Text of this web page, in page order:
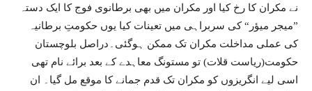
نے مکران کا رخ کیا اور مکران میں بھی برطانوی فوج کا ایک دستہ
”میجر میؤر“ کی سربراہی میں تعینات کیا یوں حکومتِ برطانیہ
کی عملی مداخلت مکران تک ممکن ہوگئی۔دراصل بلوچستان
حکومت(ریاست قلات) تو مستونگ معاہدے کے بعد برائے نام تھی
اسی لیے انگریزوں کو مکران تک قدم جمانے کا موقع مل گیا۔ ان